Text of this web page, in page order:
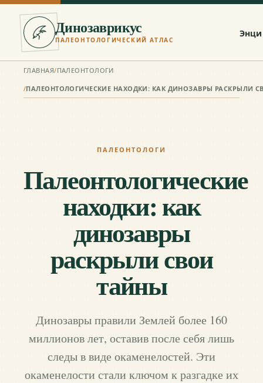
Динозаврикус
ПАЛЕОНТОЛОГИЧЕСКИЙ АТЛАС
ГЛАВНАЯ/ПАЛЕОНТОЛОГИ
/
ПАЛЕОНТОЛОГИ
Палеонтологические
находки: как
динозавры
раскрыли свои
тайны
Динозавры правили Землей более 160
миллионов лет, оставив после себя лишь
следы в виде окаменелостей. Эти
окаменелости стали ключом к разгадке их